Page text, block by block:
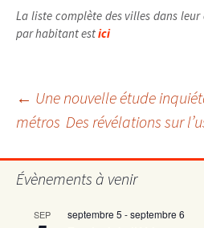
La liste complète des villes dans
par habitant estici
Navigation
des
articles
← Une nouvelle étude
métros Des révélations sur
Évènements à venir
SEP septembre 5 -septembre 6